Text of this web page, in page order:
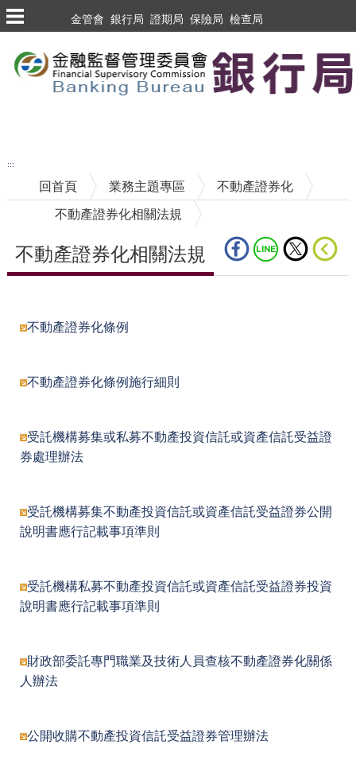
跳到主要內容區塊
金管會 銀行局 證期局 保險局 檢查局
:::
回首頁 業務主題專區 不動產證券化
不動產證券化相關法規
不動產證券化相關法規
不動產證券化條例
不動產證券化條例施行細則
受託機構募集或私募不動產投資信託或資產信託受益證
券處理辦法
受託機構募集不動產投資信託或資產信託受益證券公開
說明書應行記載事項準則
受託機構私募不動產投資信託或資產信託受益證券投資
說明書應行記載事項準則
財政部委託專門職業及技術人員查核不動產證券化關係
人辦法
公開收購不動產投資信託受益證券管理辦法